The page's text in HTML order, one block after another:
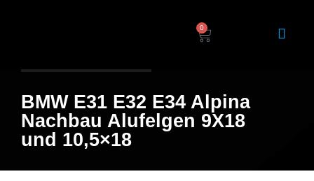
0
BMW E31 E32 E34 Alpina
Nachbau Alufelgen 9X18
und 10,5×18